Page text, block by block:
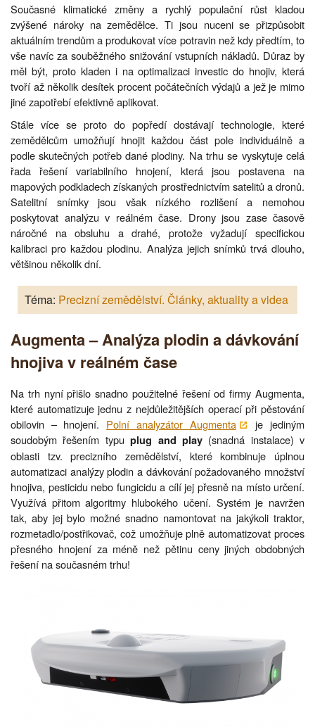
Současné klimatické změny a rychlý populační růst kladou
zvýšené nároky na zemědělce. Ti jsou nuceni se přizpůsobit
aktuálním trendům a produkovat více potravin než kdy předtím, to
vše navíc za souběžného snižování vstupních nákladů. Důraz by
měl být, proto kladen i na optimalizaci investic do hnojiv, která
tvoří až několik desítek procent počátečních výdajů a jež je mimo
jiné zapotřebí efektivně aplikovat.
Stále více se proto do popředí dostávají technologie, které
zemědělcům umožňují hnojit každou část pole individuálně a
podle skutečných potřeb dané plodiny. Na trhu se vyskytuje celá
řada řešení variabilního hnojení, která jsou postavena na
mapových podkladech získaných prostřednictvím satelitů a dronů.
Satelitní snímky jsou však nízkého rozlišení a nemohou
poskytovat analýzu v reálném čase. Drony jsou zase časově
náročné na obsluhu a drahé, protože vyžadují specifickou
kalibraci pro každou plodinu. Analýza jejich snímků trvá dlouho,
většinou několik dní.
Téma: Precizní zemědělství. Články, aktuality a videa
Augmenta – Analýza plodin a dávkování
hnojiva v reálném čase
Na trh nyní přišlo snadno použitelné řešení od firmy Augmenta,
které automatizuje jednu z nejdůležitějších operací při pěstování
obilovin – hnojení. Polní analyzátor Augmenta
je jediným
soudobým řešením typuplug and play(snadná instalace) v
oblasti tzv. precizního zemědělství, které kombinuje úplnou
automatizaci analýzy plodin a dávkování požadovaného množství
hnojiva, pesticidu nebo fungicidu a cílí jej přesně na místo určení.
Využívá přitom algoritmy hlubokého učení. Systém je navržen
tak, aby jej bylo možné snadno namontovat na jakýkoli traktor,
rozmetadlo/postřikovač, což umožňuje plně automatizovat proces
přesného hnojení za méně než pětinu ceny jiných obdobných
řešení na současném trhu!